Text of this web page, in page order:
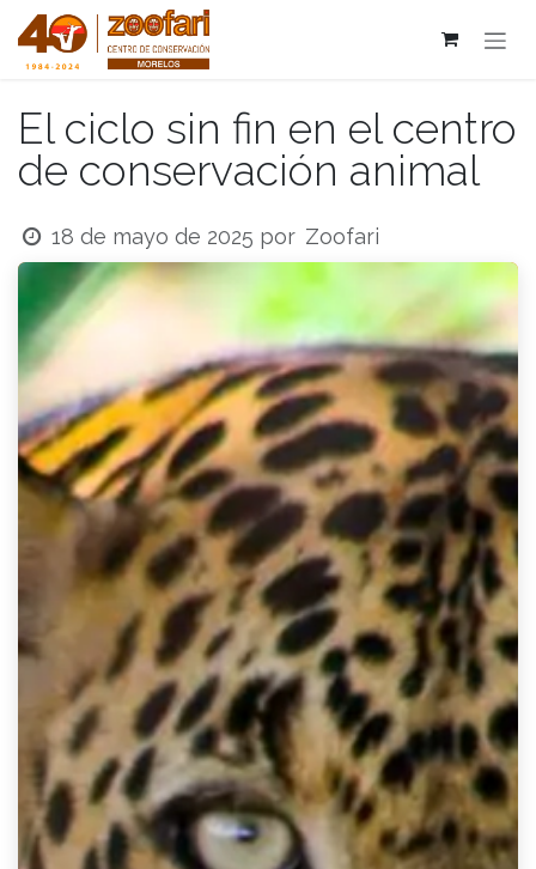
Ir al contenido
El ciclo sin fin en el centro
de conservación animal
18 de mayo de 2025 por Zoofari